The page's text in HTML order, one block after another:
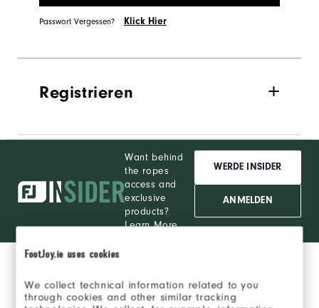
FootJoy.ie uses cookies
We collect technical information related to you
through cookies and other similar tracking
Passwort Vergessen? Klick Hier
Registrieren
Want behind
the ropes
access and
exclusive
products?
Learn More
WERDE INSIDER
ANMELDEN